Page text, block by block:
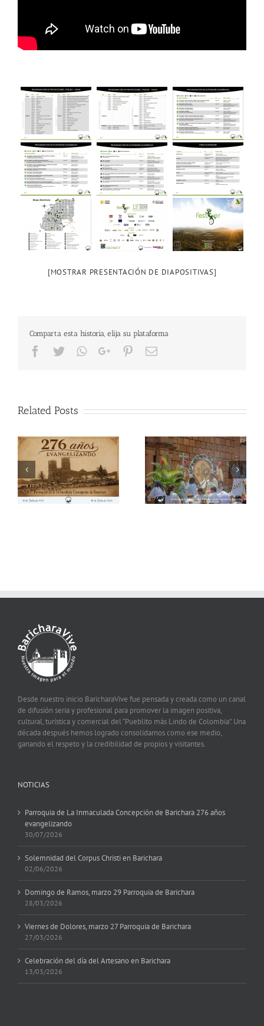
[MOSTRAR PRESENTACIÓN DE DIAPOSITIVAS]
Comparta esta historia, elija su plataforma
Facebook
TwitterWhatsapp
Google+Pinterest
Email
Related Posts
Solemnidad del Corpus
Christi en Barichara
Domingo de Ramos,
marzo 29 Parroquia de
Barichara
Desde nuestro inicio BaricharaVive fue pensada y creada como un canal
de difusión seria y profesional para promover la imagen positiva,
cultural, turística y comercial del “Pueblito más Lindo de Colombia”. Una
década después hemos logrado consolidarnos como ese medio,
ganando el respeto y la credibilidad de propios y visitantes.
NOTICIAS
Parroquia de La Inmaculada Concepción de Barichara 276 años
evangelizando
30/07/2026
Solemnidad del Corpus Christi en Barichara
02/06/2026
Domingo de Ramos, marzo 29 Parroquia de Barichara
28/03/2026
Viernes de Dolores, marzo 27 Parroquia de Barichara
27/03/2026
Celebración del día del Artesano en Barichara
13/03/2026